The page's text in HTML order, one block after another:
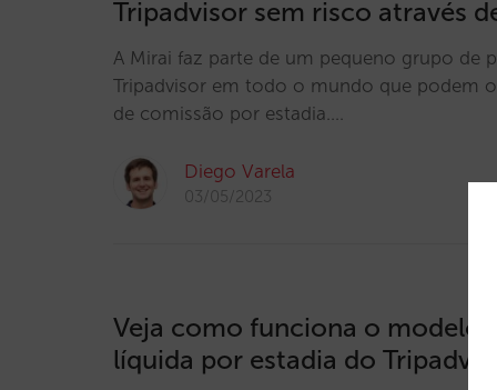
Tripadvisor sem risco através
A Mirai faz parte de um pequeno grupo de
Tripadvisor em todo o mundo que podem
de comissão por estadia.…
Diego Varela
03/05/2023
Veja como funciona o modelo
líquida por estadia do